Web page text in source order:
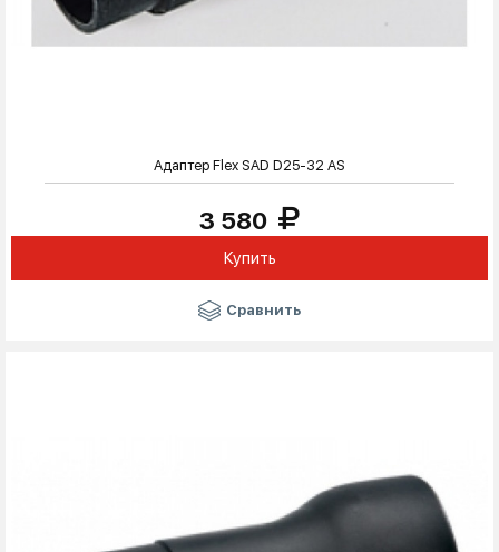
Адаптер Flex SAD D25-32 AS
3 580
Купить
Сравнить